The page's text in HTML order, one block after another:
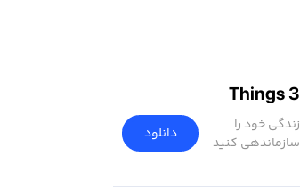
Things 3
زندگی خود را
سازماندهی کنید
دانلود